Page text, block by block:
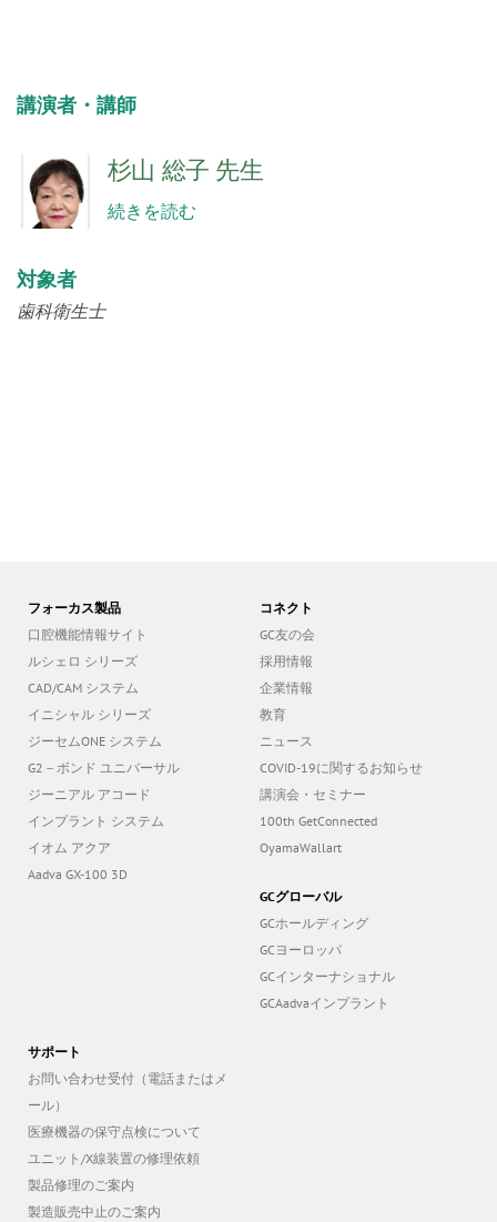
講演者・講師
杉山 総子 先生
続きを読む
対象者
歯科衛生士
フォーカス製品
口腔機能情報サイト
ルシェロ シリーズ
CAD/CAM システム
イニシャル シリーズ
ジーセムONE システム
G2－ボンド ユニバーサル
ジーニアル アコード
インプラント システム
イオム アクア
Aadva GX-100 3D
コネクト
GC友の会
採用情報
企業情報
教育
ニュース
COVID-19に関するお知らせ
講演会・セミナー
100th GetConnected
OyamaWallart
GCグローバル
GCホールディング
GCヨーロッパ
GCインターナショナル
GCAadvaインプラント
サポート
お問い合わせ受付（電話またはメ
ール）
医療機器の保守点検について
ユニット/X線装置の修理依頼
製品修理のご案内
製造販売中止のご案内